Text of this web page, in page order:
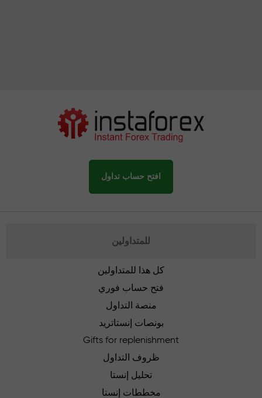
افتح حساب تداول
للمتداولين
كل هذا للمتداولين
فتح حساب فوري
منصة التداول
بونصات إنستاتريد
Gifts for replenishment
ظروف التداول
تحليل إنستا
مخططات إنستا